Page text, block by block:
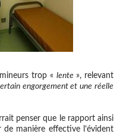
trop « lente », relevant
engorgement et une réelle
penser que le rapport ainsi
de manière effective l’évident